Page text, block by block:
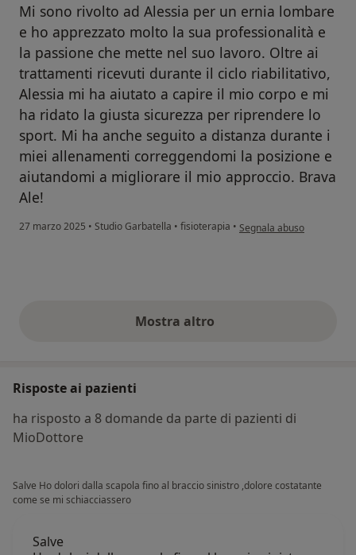
Mi sono rivolto ad Alessia per un ernia lombare
e ho apprezzato molto la sua professionalità e
la passione che mette nel suo lavoro. Oltre ai
trattamenti ricevuti durante il ciclo riabilitativo,
Alessia mi ha aiutato a capire il mio corpo e mi
ha ridato la giusta sicurezza per riprendere lo
sport. Mi ha anche seguito a distanza durante i
miei allenamenti correggendomi la posizione e
aiutandomi a migliorare il mio approccio. Brava
Ale!
27 marzo 2025 • Studio Garbatella • fisioterapia • secondo l'opinione
Segnala abuso
Mostra altroopinioni di cui sopra
Risposte ai pazienti
ha risposto a 8 domande da parte di pazienti di
MioDottore
Salve Ho dolori dalla scapola fino al braccio sinistro ,dolore costatante
come se mi schiacciassero
Salve